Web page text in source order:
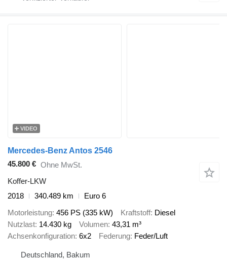
VIDEO
Mercedes-Benz Antos 2546
45.800 € Ohne MwSt.
Koffer-LKW
2018
340.489 km
Euro 6
Motorleistung 456 PS (335 kW) Kraftstoff Diesel
Nutzlast 14.430 kg Volumen 43,31 m³
Achsenkonfiguration 6x2 Federung Feder/Luft
Deutschland, Bakum